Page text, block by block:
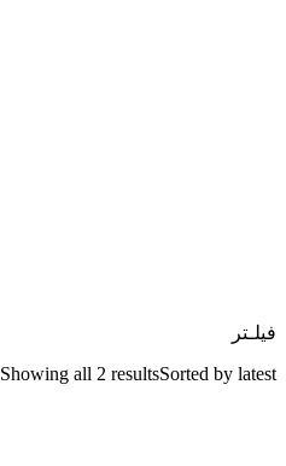
فیلـتر
Showing all 2 resultsSorted by latest